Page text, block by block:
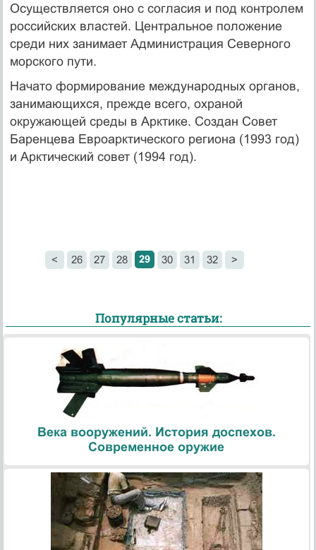
Осуществляется оно с согласия и под контролем
российских властей. Центральное положение
среди них занимает Администрация Северного
морского пути.
Начато формирование международных органов,
занимающихся, прежде всего, охраной
окружающей среды в Арктике. Создан Совет
Баренцева Евроарктического региона (1993 год)
и Арктический совет (1994 год).
< 26 27 28 29 30 31 32 >
Популярные статьи:
Века вооружений. История доспехов.
Современное оружие